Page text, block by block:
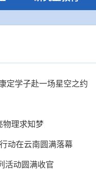
定学子赴一场星空之约
理求知梦
动在云南圆满落幕
活动圆满收官